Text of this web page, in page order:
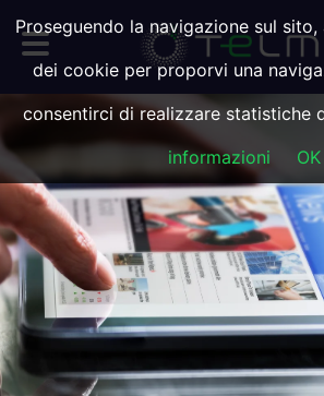
Proseguendo la navigazione sul sito,
dei cookie per proporvi una
consentirci di realizzare statistiche
informazioni
OK